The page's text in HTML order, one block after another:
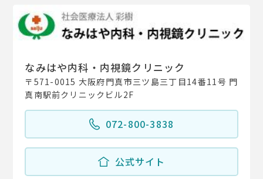
なみはや内科・内視鏡クリニック
〒571-0015 大阪府門真市三ツ島三丁目14番11号 門
真南駅前クリニックビル2F
072-800-3838
公式サイト